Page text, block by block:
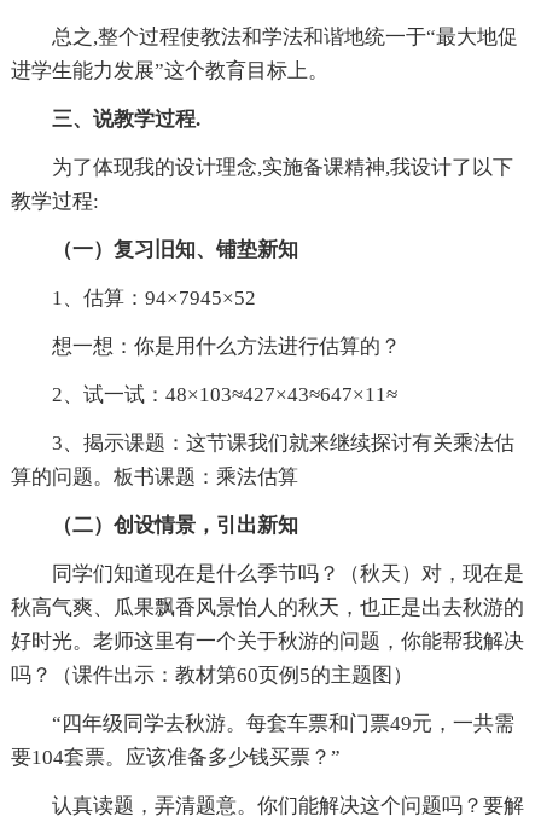
总之,整个过程使教法和学法和谐地统一于“最大地促
进学生能力发展”这个教育目标上。
三、说教学过程.
为了体现我的设计理念,实施备课精神,我设计了以下
教学过程:
（一）复习旧知、铺垫新知
1、估算：94×7945×52
想一想：你是用什么方法进行估算的？
2、试一试：48×103≈427×43≈647×11≈
3、揭示课题：这节课我们就来继续探讨有关乘法估
算的问题。板书课题：乘法估算
（二）创设情景，引出新知
同学们知道现在是什么季节吗？（秋天）对，现在是
秋高气爽、瓜果飘香风景怡人的秋天，也正是出去秋游的
好时光。老师这里有一个关于秋游的问题，你能帮我解决
吗？（课件出示：教材第60页例5的主题图）
“四年级同学去秋游。每套车票和门票49元，一共需
要104套票。应该准备多少钱买票？”
认真读题，弄清题意。你们能解决这个问题吗？要解